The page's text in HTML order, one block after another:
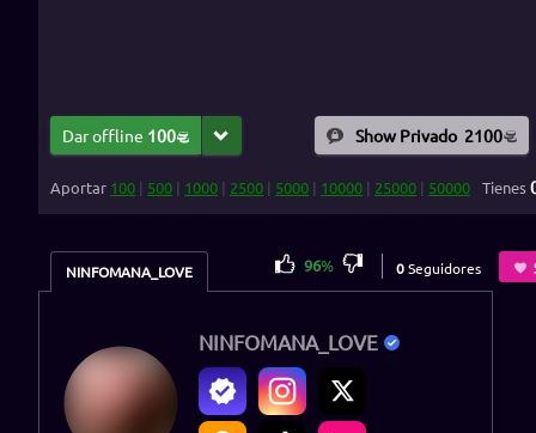
Dar offline 100 Show Privado 2100
Aportar 100 | 500 | 1000 | 2500 | 5000 | 10000 | 25000 | 50000 Tienes
NINFOMANA_LOVE 96% 0Seguidores
NINFOMANA_LOVE